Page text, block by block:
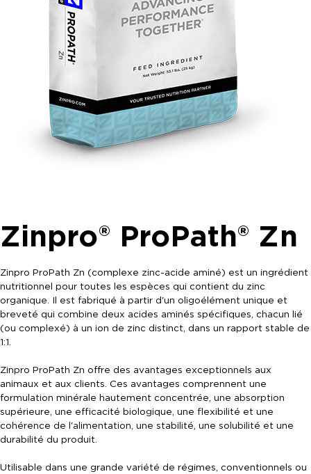
Zinpro® ProPath® Zn
Zinpro ProPath Zn (complexe zinc-acide aminé) est un ingrédient
nutritionnel pour toutes les espèces qui contient du zinc
organique. Il est fabriqué à partir d'un oligoélément unique et
breveté qui combine deux acides aminés spécifiques, chacun lié
(ou complexé) à un ion de zinc distinct, dans un rapport stable de
1:1.
Zinpro ProPath Zn offre des avantages exceptionnels aux
animaux et aux clients. Ces avantages comprennent une
formulation minérale hautement concentrée, une absorption
supérieure, une efficacité biologique, une flexibilité et une
cohérence de l'alimentation, une stabilité, une solubilité et une
durabilité du produit.
Utilisable dans une grande variété de régimes, conventionnels ou